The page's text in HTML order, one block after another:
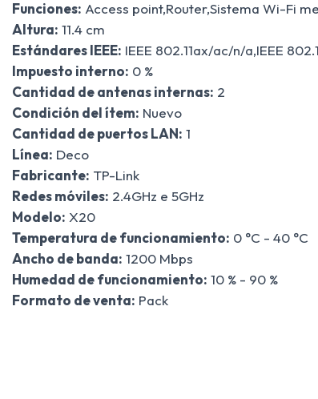
Funciones: Access point,Router,Sistema Wi-Fi
Altura: 11.4 cm
Estándares IEEE: IEEE 802.11ax/ac/n/a,IEEE
Impuesto interno: 0 %
Cantidad de antenas internas: 2
Condición del ítem: Nuevo
Cantidad de puertos LAN: 1
Línea: Deco
Fabricante: TP-Link
Redes móviles: 2.4GHz e 5GHz
Modelo: X20
Temperatura de funcionamiento: 0 °C - 40 °C
Ancho de banda: 1200 Mbps
Humedad de funcionamiento: 10 % - 90 %
Formato de venta: Pack